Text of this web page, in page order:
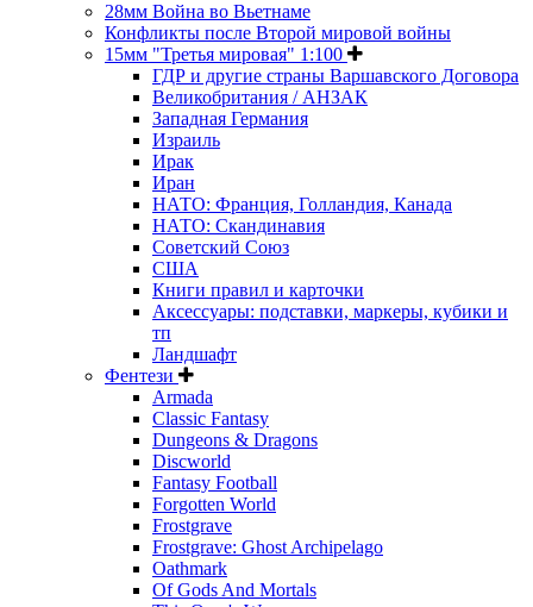
28мм Война во Вьетнаме
Конфликты после Второй мировой войны
15мм "Третья мировая" 1:100
ГДР и другие страны Варшавского Договора
Великобритания / АНЗАК
Западная Германия
Израиль
Ирак
Иран
НАТО: Франция, Голландия, Канада
НАТО: Скандинавия
Советский Союз
США
Книги правил и карточки
Аксессуары: подставки, маркеры, кубики и
тп
Ландшафт
Фентези
Armada
Classic Fantasy
Dungeons & Dragons
Discworld
Fantasy Football
Forgotten World
Frostgrave
Frostgrave: Ghost Archipelago
Oathmark
Of Gods And Mortals